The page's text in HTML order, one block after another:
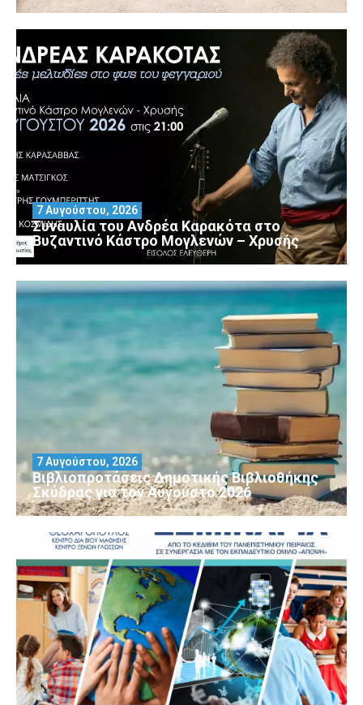
Συναυλία του Ανδρέα Καρακότα στο
Βυζαντινό Κάστρο Μογλενών – Χρυσής
7 Αυγούστου, 2026
Βιβλιοπροτάσεις Δημοτικής Βιβλιοθήκης
Σκύδρας για τον Αύγούστο 2026
7 Αυγούστου, 2026